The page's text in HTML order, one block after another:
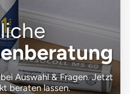
Auswahl & Fragen. Jetzt
beraten lassen.